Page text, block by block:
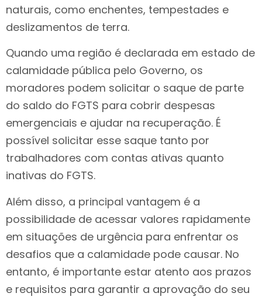
naturais, como enchentes, tempestades e
deslizamentos de terra.
Quando uma região é declarada em estado de
calamidade pública pelo Governo, os
moradores podem solicitar o saque de parte
do saldo do FGTS para cobrir despesas
emergenciais e ajudar na recuperação. É
possível solicitar esse saque tanto por
trabalhadores com contas ativas quanto
inativas do FGTS.
Além disso, a principal vantagem é a
possibilidade de acessar valores rapidamente
em situações de urgência para enfrentar os
desafios que a calamidade pode causar. No
entanto, é importante estar atento aos prazos
e requisitos para garantir a aprovação do seu